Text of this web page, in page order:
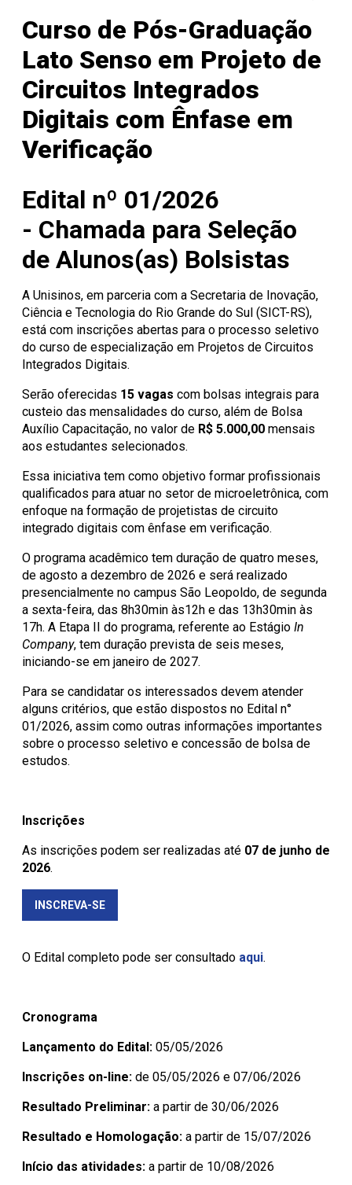
Porto Alegre
São Leopoldo
Informática
Editora Unisinos
Fundação Urbano
Consulta Lista de
Diplomas
Docência
PIBID
Residência
Editais
Residência
Pedagógica
Apresentação
Comissão
no Uso de
Comitê
em
Pesquisa
Apresentação
ISO 14001
SGA Unisinos
Certificações
Comunicação
Ambiental
Curso de Pós-Graduação
Lato Senso em Projeto de
Circuitos Integrados
Digitais com Ênfase em
Verificação
Edital nº 01/2026
- Chamada para Seleção
de Alunos(as) Bolsistas
A Unisinos, em parceria com a Secretaria de Inovação,
Ciência e Tecnologia do Rio Grande do Sul (SICT-RS),
está com inscrições abertas para o processo seletivo
do curso de especialização em Projetos de Circuitos
Integrados Digitais.
Serão oferecidas 15 vagas com bolsas integrais para
custeio das mensalidades do curso, além de Bolsa
Auxílio Capacitação, no valor de R$ 5.000,00 mensais
aos estudantes selecionados.
Essa iniciativa tem como objetivo formar profissionais
qualificados para atuar no setor de microeletrônica, com
enfoque na formação de projetistas de circuito
integrado digitais com ênfase em verificação.
O programa acadêmico tem duração de quatro meses,
de agosto a dezembro de 2026 e será realizado
presencialmente no campus São Leopoldo, de segunda
a sexta-feira, das 8h30min às12h e das 13h30min às
17h. A Etapa II do programa, referente ao Estágio In
Company, tem duração prevista de seis meses,
iniciando-se em janeiro de 2027.
Para se candidatar os interessados devem atender
alguns critérios, que estão dispostos no Edital n°
01/2026, assim como outras informações importantes
sobre o processo seletivo e concessão de bolsa de
estudos.
Inscrições
As inscrições podem ser realizadas até 07 de junho de
2026.
INSCREVA-SE
O Edital completo pode ser consultado aqui.
Cronograma
Lançamento do Edital: 05/05/2026
Inscrições on-line: de 05/05/2026 e 07/06/2026
Resultado Preliminar: a partir de 30/06/2026
Resultado e Homologação: a partir de 15/07/2026
Início das atividades: a partir de 10/08/2026